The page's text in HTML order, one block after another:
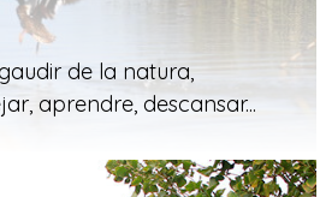
de la natura,
aprendre, descansar...